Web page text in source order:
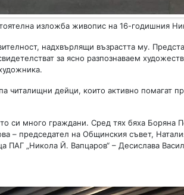
изложба живопис на 16-годишния
надхвърлящи възрастта му.
за ясно разпознаваем
читалищни дейци, които активно помагат
си много граждани. Сред тях бяха Боряна
– председател на Общинския съвет,
„Никола Й. Вапцаров“ – Десислава